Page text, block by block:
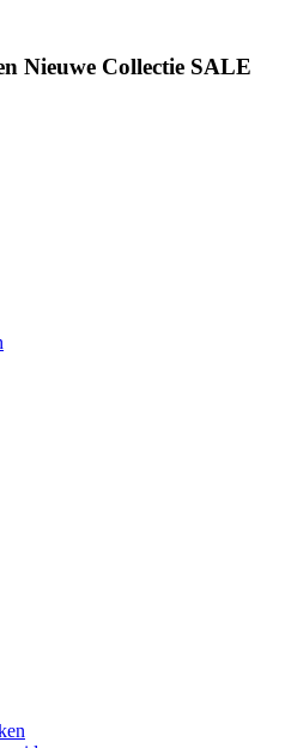
Nieuwe Collectie SALE